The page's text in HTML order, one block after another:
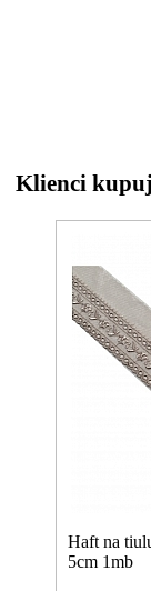
Klienci
Haft na
5cm 1mb